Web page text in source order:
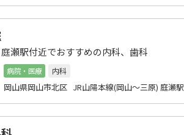
瀬駅付近でおすすめの内科、歯科
病院・医療
内科
岡山県岡山市北区 JR山陽本線(岡山～三原) 庭瀬駅